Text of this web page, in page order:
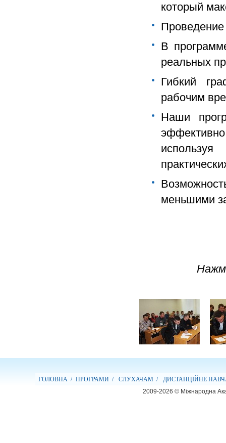
который
Проведение
В
реальных
Гибкий
рабочим
Наши
меньшими
ГОЛОВНА / ПРОГРАМИ / СЛУХАЧАМ /
ДИСТАНЦІЙНЕ
2009-2026 © Міжнародна